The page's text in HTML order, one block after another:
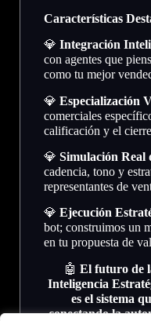
Características
💎 Integración
con agentes que
como tu mejor
💎 Especialización
comerciales
calificación y el
💎 Simulación Real
cadencia, tono y
representantes de
💎 Ejecución
bot; construimos un
en tu propuesta de
🤖 El futuro de
Inteligencia
es el sistema
conectando la